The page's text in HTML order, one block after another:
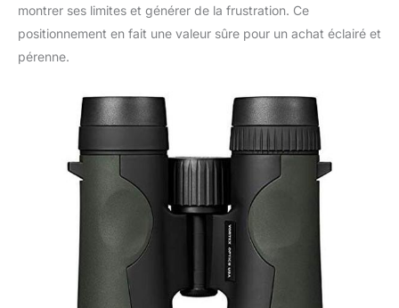
montrer ses limites et générer de la frustration. Ce
positionnement en fait une valeur sûre pour un achat éclairé et
pérenne.